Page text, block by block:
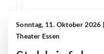
Sonntag, 11. Oktober 2026
Theater Essen